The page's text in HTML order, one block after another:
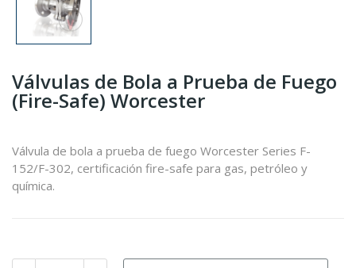
Válvulas de Bola a Prueba de Fuego
(Fire-Safe) Worcester
Válvula de bola a prueba de fuego Worcester Series F-
152/F-302, certificación fire-safe para gas, petróleo y
química.